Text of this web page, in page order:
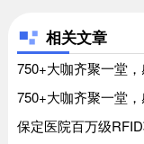
相关文章